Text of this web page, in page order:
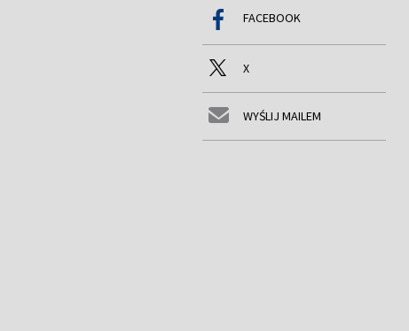
FACEBOOK
X
WYŚLIJ MAILEM